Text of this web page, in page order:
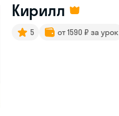
Кирилл
5 от 1590 ₽ за урок